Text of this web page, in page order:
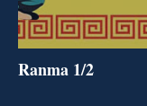
Ranma 1/2